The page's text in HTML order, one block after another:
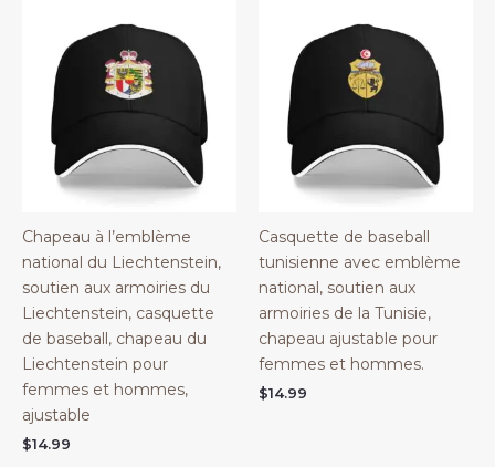
Chapeau à l’emblème
national du Liechtenstein,
soutien aux armoiries du
Liechtenstein, casquette
de baseball, chapeau du
Liechtenstein pour
femmes et hommes,
ajustable
$14.99
Casquette de baseball
tunisienne avec emblème
national, soutien aux
armoiries de la Tunisie,
chapeau ajustable pour
femmes et hommes.
$14.99